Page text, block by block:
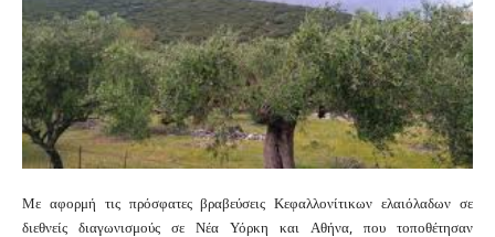
Με αφορμή τις πρόσφατες βραβεύσεις Κεφαλλονίτικων ελαιόλαδων σε
διεθνείς διαγωνισμούς σε Νέα Υόρκη και Αθήνα, που τοποθέτησαν